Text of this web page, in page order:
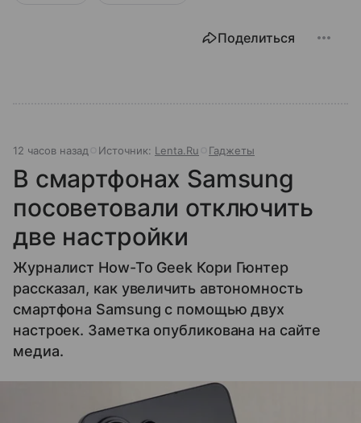
Поделиться
12 часов назад Источник: Lenta.Ru Гаджеты
В смартфонах Samsung
посоветовали отключить
две настройки
Журналист How-To Geek Кори Гюнтер
рассказал, как увеличить автономность
смартфона Samsung с помощью двух
настроек. Заметка опубликована на сайте
медиа.